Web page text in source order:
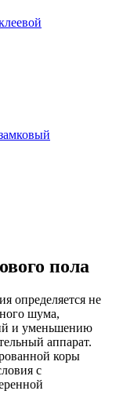
пола
определяется не
шума,
и уменьшению
аппарат.
коры
с